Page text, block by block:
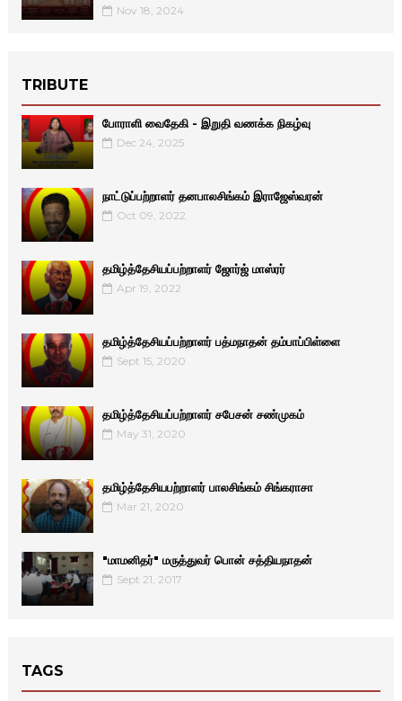
Nov 18, 2024
TRIBUTE
போராளி வைதேகி - இறுதி வணக்க நிகழ்வு
Dec 24, 2025
நாட்டுப்பற்றாளர் தனபாலசிங்கம் இராஜேஸ்வரன்
Oct 09, 2022
தமிழ்த்தேசியப்பற்றாளர் ஜோர்ஜ் மாஸ்ரர்
Apr 19, 2022
தமிழ்த்தேசியப்பற்றாளர் பத்மநாதன் தம்பாப்பிள்ளை
Sept 15, 2020
தமிழ்த்தேசியப்பற்றாளர் சபேசன் சண்முகம்
May 31, 2020
தமிழ்த்தேசியபற்றாளர் பாலசிங்கம் சிங்கராசா
Mar 21, 2020
"மாமனிதர்" மருத்துவர் பொன் சத்தியநாதன்
Sept 21, 2017
TAGS